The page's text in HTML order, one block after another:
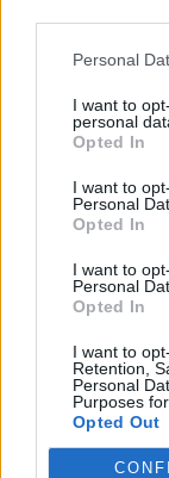
Personal
I want to
personal
Opted In
I want to
Personal
Opted In
I want to
Personal
Opted In
I want to
Retention,
Personal
Purposes
Opted Out
Elhunyt
rótták